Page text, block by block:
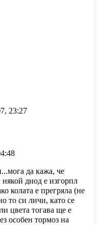
23:27
да кажа, че
някой диод е изгорпл
колата е прегряла (не
то си личи, като се
цвета тогава ще е
особен тормоз на